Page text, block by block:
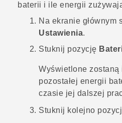
POMOC TECHNICZNA
Urządzenia i akcesoria HTC
Zaloguj się
baterii i ile energii
Na ekranie głównym
Ustawienia.
Stuknij pozycję
Wyświetlone zostaną
pozostałej energii
czasie jej dalszej
Stuknij kolejno